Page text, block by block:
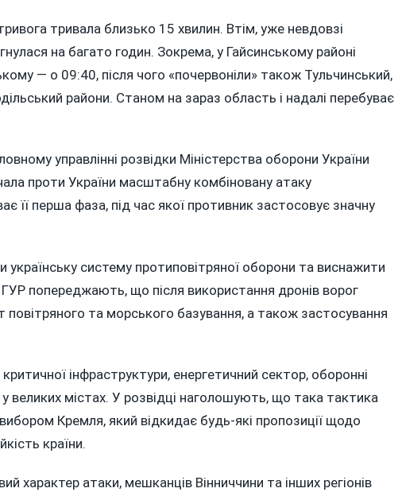
ГУР
пояснили,
чому
годинами
тривала близько 15 хвилин. Втім, уже невдовзі
на багато годин. Зокрема, у Гайсинському районі
— о 09:40, після чого «почервоніли» також Тульчинський,
райони. Станом на зараз область і надалі перебуває
управлінні розвідки Міністерства оборони України
проти України масштабну комбіновану атаку
її перша фаза, під час якої противник застосовує значну
систему протиповітряної оборони та виснажити
попереджають, що після використання дронів ворог
та морського базування, а також застосування
інфраструктури, енергетичний сектор, оборонні
у великих містах. У розвідці наголошують, що така тактика
Кремля, який відкидає будь-які пропозиції щодо
країни.
характер атаки, мешканців Вінниччини та інших регіонів